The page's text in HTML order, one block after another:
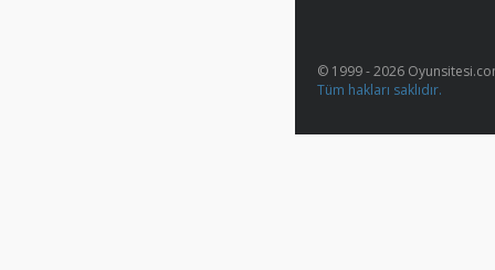
© 1999 - 2026
Tüm hakları saklıdır.